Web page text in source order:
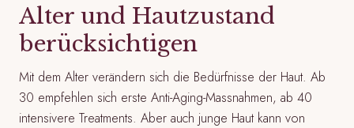
Alter und Hautzustand
berücksichtigen
Mit dem Alter verändern sich die Bedürfnisse der Haut. Ab
30 empfehlen sich erste Anti-Aging-Massnahmen, ab 40
intensivere Treatments. Aber auch junge Haut kann von